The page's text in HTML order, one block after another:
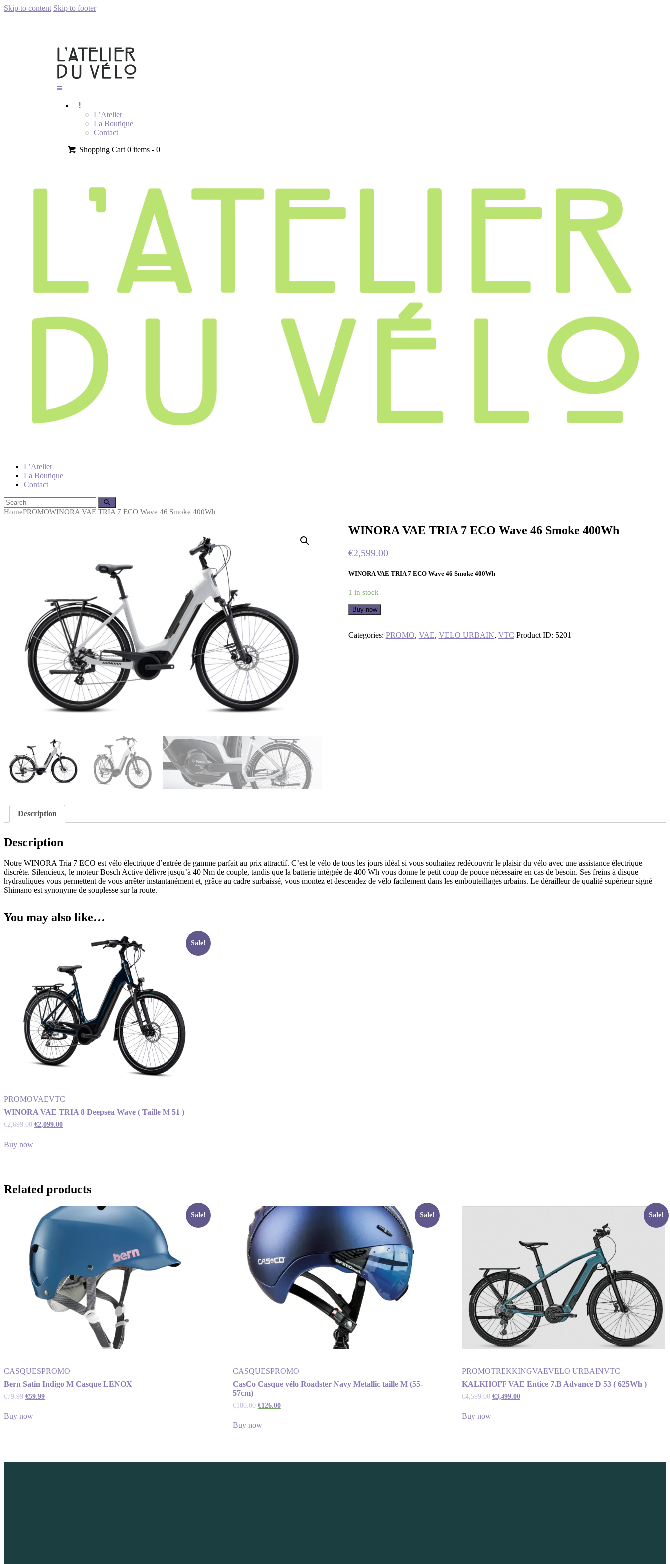
Skip to content Skip to footer
L’Atelier
La Boutique
Contact
Shopping Cart 0 items -0
L’Atelier
La Boutique
Contact
HomePROMOWINORA VAE TRIA 7 ECO Wave 46 Smoke 400Wh
WINORA VAE TRIA 7 ECO Wave 46 Smoke 400Wh
€2,599.00
WINORA VAE TRIA 7 ECO Wave 46 Smoke 400Wh
1 in stock
Buy now
Categories: PROMO, VAE, VELO URBAIN, VTC Product ID: 5201
Description
Description
Notre WINORA Tria 7 ECO est vélo électrique d’entrée de gamme parfait au prix attractif. C’est le vélo de tous les jours idéal si vous souhaitez redécouvrir le plaisir du vélo avec une assistance électrique
discrète. Silencieux, le moteur Bosch Active délivre jusqu’à 40 Nm de couple, tandis que la batterie intégrée de 400 Wh vous donne le petit coup de pouce nécessaire en cas de besoin. Ses freins à disque
hydrauliques vous permettent de vous arrêter instantanément et, grâce au cadre surbaissé, vous montez et descendez de vélo facilement dans les embouteillages urbains. Le dérailleur de qualité supérieur signé
Shimano est synonyme de souplesse sur la route.
You may also like…
Sale!
PROMOVAEVTC
WINORA VAE TRIA 8 Deepsea Wave ( Taille M 51 )
€2,699.00 €2,099.00
Buy now
Related products
Sale!
CASQUESPROMO
Bern Satin Indigo M Casque LENOX
€79.99 €59.99
Buy now
Sale!
CASQUESPROMO
CasCo Casque vélo Roadster Navy Metallic taille M (55-
57cm)
€180.00 €126.00
Buy now
Sale!
PROMOTREKKINGVAEVELO URBAINVTC
KALKHOFF VAE Entice 7.B Advance D 53 ( 625Wh )
€4,599.00 €3,499.00
Buy now